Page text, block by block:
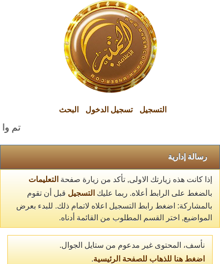
التسجيل تسجيل الدخول البحث
تم
رسالة إدارية
إذا كانت هذه زيارتك الاولى, تأكد من زيارة صفحة التعليمات
بالضغط على الرابط أعلاه. ربما عليك التسجيل قبل أن تقوم
بالمشاركة: اضغط رابط التسجيل اعلاه لاتمام ذلك. للبدء بعرض
المواضيع, اختر القسم المطلوب من القائمة أدناه.
نأسف، المحتوى غير مدعوم من ستايل الجوال.
اضغط هنا للذهاب للصفحة الرئيسية.